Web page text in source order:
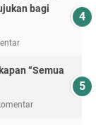
bagi
“Semua